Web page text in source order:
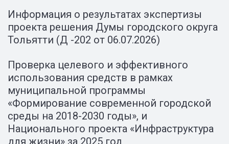
Информация о результатах экспертизы
проекта решения Думы городского округа
Тольятти (Д -202 от 06.07.2026)
Проверка целевого и эффективного
использования средств в рамках
муниципальной программы
«Формирование современной городской
среды на 2018-2030 годы», и
Национального проекта «Инфраструктура
для жизни» за 2025 год